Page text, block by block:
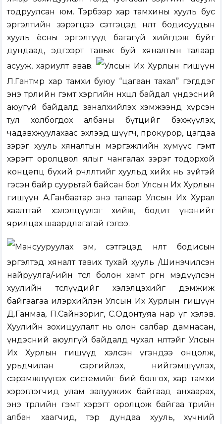
тодруулсан юм. Тэрбээр хар тамхины хууль бус
эргэлтийн зэрэгцээ сэтгэцэд нөлөөт бодисуудын
хууль ёсны эргэлтүүд багагүй хийгдэж буйг
дундаад, эдгээрт тавьж буй хяналтын талаар
асууж, хариулт авав.
Улсын Их Хурлын гишүүн
Л.Гантөмөр хар тамхи буюу “цагаан тахал” гэгддэг
энэ төрлийн гэмт хэргийн нөхцөл байдал үндэсний
аюугүй байдалд заналхийлэх хэмжээнд хүрсэн
тул холбогдох албаны бүтцийг бэхжүүлэх,
чадавхжуулахаас эхлээд шүүгч, прокурор, цагдаа
зэрэг хууль хяналтын мэргэжлийн хүмүүс гэмт
хэрэгт оролцвол ялыг чангалах зэрэг тодорхой
концепц бүхий өөрчлөлтийг хуульд хийх нь зүйтэй
гэсэн байр суурьтай байсан бол Улсын Их Хурлын
гишүүн А.Ганбаатар энэ талаар Улсын Их Хурал
хаалттай хэлэлцүүлэг хийж, бодит үнэнийг
ярилцах шаардлагатай гэлээ.
Мансууруулах эм, сэтгэцэд нөлөөт бодисын
эргэлтэд хяналт тавих тухай хууль /Шинэчилсэн
найруулга/-ийн төсөл болон хамт өргөн мэдүүлсэн
хуулийн төслүүдийг хэлэлцэхийг дэмжиж
байгаагаа илэрхийлэн Улсын Их Хурлын гишүүн
Д.Ганмаа, П.Сайнзориг, С.Одонтуяа нар үг хэлэв.
Хуулийн зохицуулалт нь олон салбар дамнасан,
үндэсний аюулгүй байдалд чухал нөлөөтэйг Улсын
Их Хурлын гишүүд хэлсэн үгэндээ онцолж,
урьдчилан сэргийлэх, нийгэмшүүлэх,
сэрэмжлүүлэх системийг бий болгох, хар тамхи
хэрэглэгчид улам залуужиж байгаад анхаарах,
энэ төрлийн гэмт хэрэгт оролцож байгаа төрийн
албан хаагчид, тэр дундаа хууль, хүчний